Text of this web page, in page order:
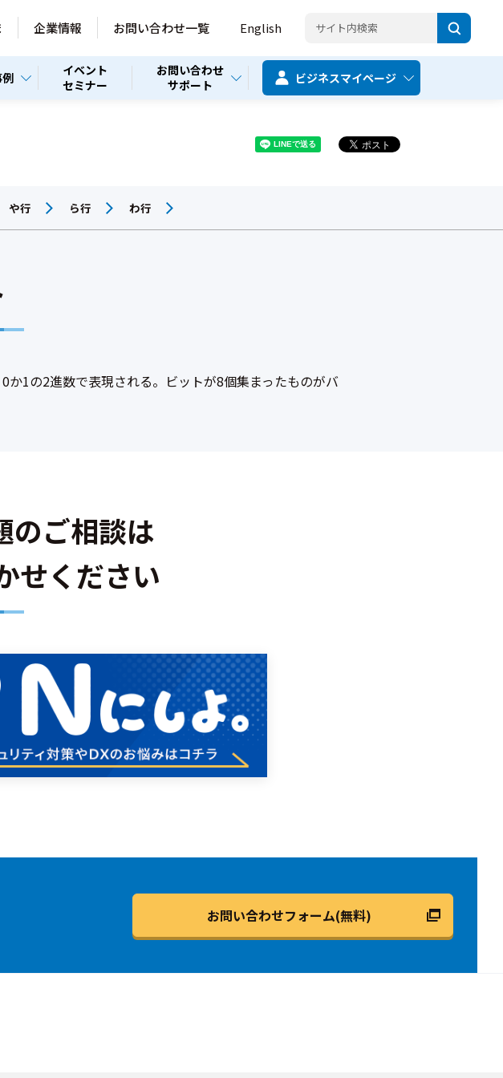
企業情報 お問い合わせ一覧 English
イベント
セミナー
お問い合わせ
サポート
ビジネスマイページ
や行 ら行 わ行
1の2進数で表現される。ビットが8個集まったものがバ
のご相談は
せください
お問い合わせフォーム(無料)